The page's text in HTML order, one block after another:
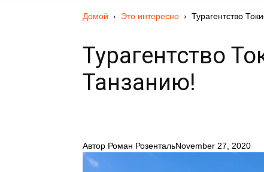
Домой Это интересно Турагентство
Турагентство
Танзанию!
Автор Роман РозентальNovember 27, 2020